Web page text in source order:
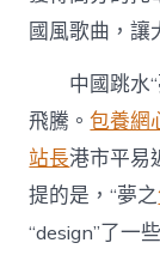
國風歌曲，讓
中國跳水
飛騰。包養網
站長港市平易
提的是，“夢之
“design”了一